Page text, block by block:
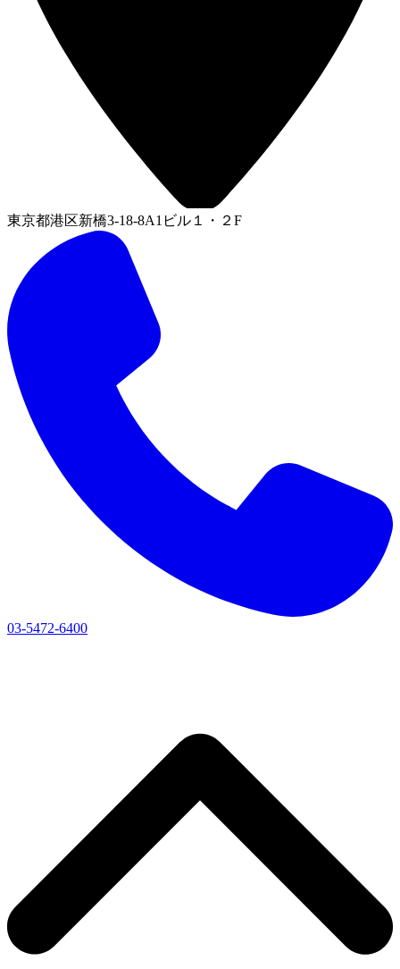
東京都港区新橋3-18-8A1ビル１・２F
03-5472-6400